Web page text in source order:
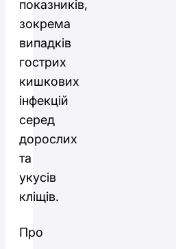
показників,
зокрема
випадків
гострих
кишкових
інфекцій
серед
дорослих
та
укусів
кліщів.
Про